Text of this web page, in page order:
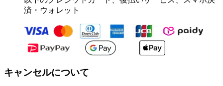
済・ウォレット
キャンセルについて